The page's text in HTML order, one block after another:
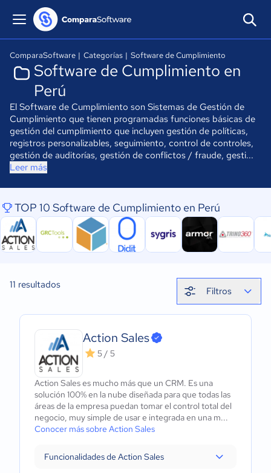
ComparaSoftware | Categorías | Software de Cumplimiento
Software de Cumplimiento en
Perú
El Software de Cumplimiento son Sistemas de Gestión de
Cumplimiento que tienen programadas funciones básicas de
gestión del cumplimiento que incluyen gestión de políticas,
registros personalizables, seguimiento, control de controles,
gestión de auditorías, gestión de conflictos / fraude, gesti...
Leer más
TOP 10 Software de Cumplimiento en Perú
11 resultados
Filtros
Action Sales
5 / 5
Action Sales es mucho más que un CRM. Es una
solución 100% en la nube diseñada para que todas las
áreas de la empresa puedan tomar el control total del
negocio, muy simple de usar e integrada en una m...
Conocer más sobre Action Sales
Funcionalidades de Action Sales